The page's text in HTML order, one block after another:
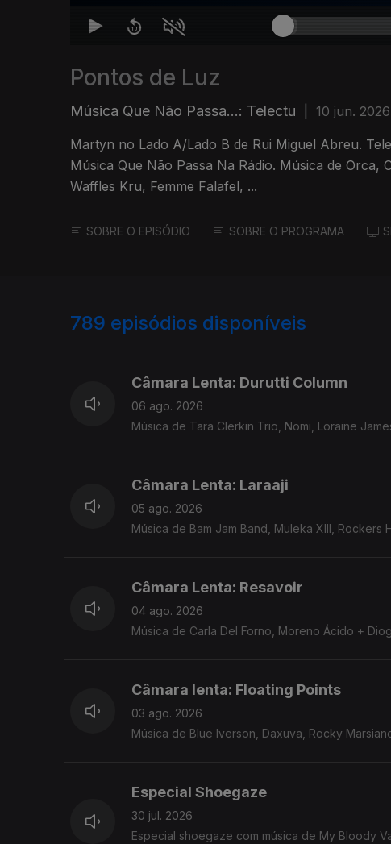
Pontos de Luz
Música Que Não Passa...: Telectu 10 jun. 2026
Martyn no Lado A/Lado B de Rui Miguel Abreu.
Música Que Não Passa Na Rádio. Música de Orca,
Waffles Kru, Femme Falafel, ...
SOBRE O EPISÓDIO SOBRE O PROGRAMA
789 episódios disponíveis
Câmara Lenta: Durutti Column
06 ago. 2026
Música de Tara Clerkin Trio, Nomi, Loraine
Câmara Lenta: Laraaji
05 ago. 2026
Música de Bam Jam Band, Muleka XIII, Rockers
Câmara Lenta: Resavoir
04 ago. 2026
Música de Carla Del Forno, Moreno Ácido +
Câmara lenta: Floating Points
03 ago. 2026
Música de Blue Iverson, Daxuva, Rocky
Especial Shoegaze
30 jul. 2026
Especial shoegaze com música de My Bloody